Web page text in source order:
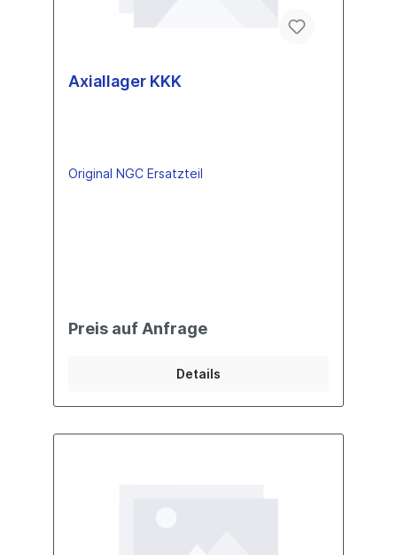
Axiallager KKK
Original NGC Ersatzteil
Preis auf Anfrage
Details